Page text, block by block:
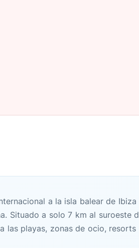
a la isla balear de Ibiza
Situado a solo 7 km al suroeste
las playas, zonas de ocio, resorts